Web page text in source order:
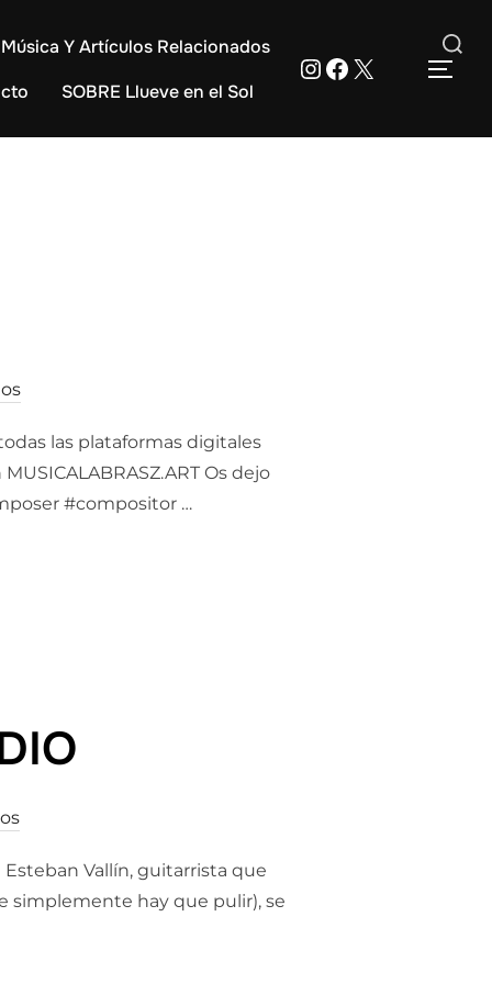
Música Y Artículos Relacionados
SOBRE Llueve en el Sol
Instagram
Facebook
X Buscar:
las plataformas digitales
Os dejo
#compositor …
Vallín, guitarrista que
simplemente hay que pulir), se